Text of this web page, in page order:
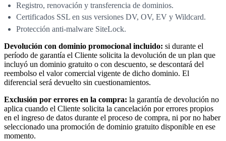
Registro, renovación y transferencia de dominios.
Certificados SSL en sus versiones DV, OV, EV y Wildcard.
Protección anti-malware SiteLock.
Devolución con dominio promocional incluido: si durante el
período de garantía el Cliente solicita la devolución de un plan que
incluyó un dominio gratuito o con descuento, se descontará del
reembolso el valor comercial vigente de dicho dominio. El
diferencial será devuelto sin cuestionamientos.
Exclusión por errores en la compra: la garantía de devolución no
aplica cuando el Cliente solicita la cancelación por errores propios
en el ingreso de datos durante el proceso de compra, ni por no haber
seleccionado una promoción de dominio gratuito disponible en ese
momento.